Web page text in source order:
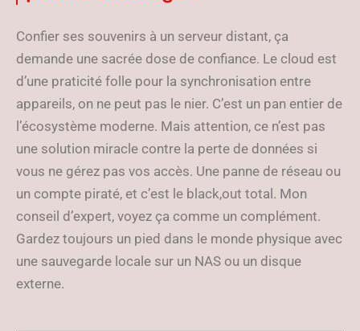
Confier ses souvenirs à un serveur distant, ça
demande une sacrée dose de confiance. Le cloud est
d’une praticité folle pour la synchronisation entre
appareils, on ne peut pas le nier. C’est un pan entier de
l’écosystème moderne. Mais attention, ce n’est pas
une solution miracle contre la perte de données si
vous ne gérez pas vos accès. Une panne de réseau ou
un compte piraté, et c’est le black,out total. Mon
conseil d’expert, voyez ça comme un complément.
Gardez toujours un pied dans le monde physique avec
une sauvegarde locale sur un NAS ou un disque
externe.